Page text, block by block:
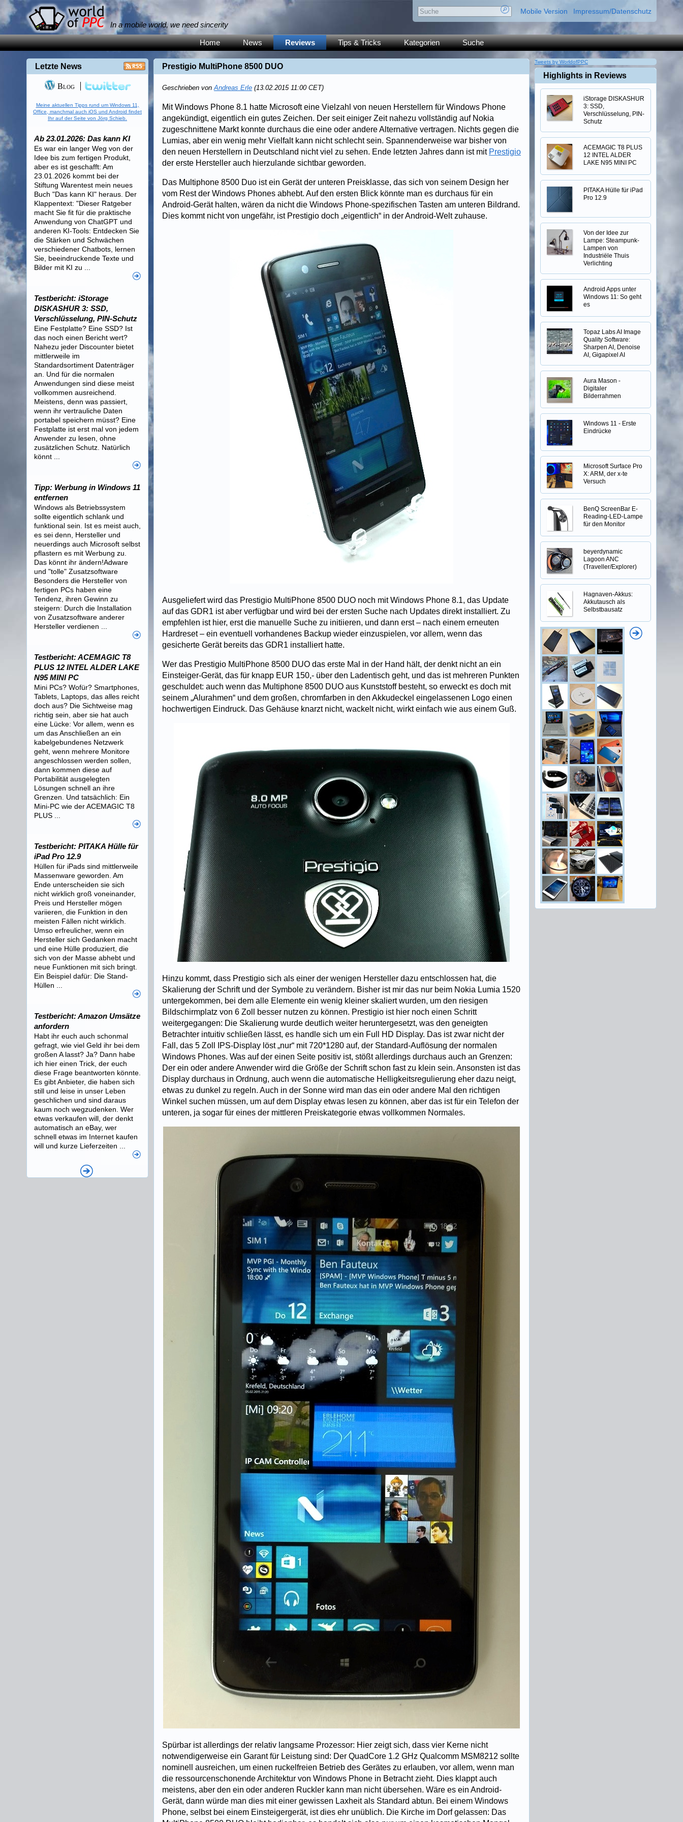
In a mobile world, we need sincerity
Mobile Version Impressum/Datenschutz
Home News Reviews Tips & Tricks Kategorien Suche
Prestigio MultiPhone 8500 DUO
Geschrieben vonAndreas Erle (13.02.2015 11:00 CET)
Mit Windows Phone 8.1 hatte Microsoft eine Vielzahl von neuen Herstellern für Windows Phone
angekündigt, eigentlich ein gutes Zeichen. Der seit einiger Zeit nahezu vollständig auf Nokia
zugeschnittene Markt konnte durchaus die eine oder andere Alternative vertragen. Nichts gegen die
Lumias, aber ein wenig mehr Vielfalt kann nicht schlecht sein. Spannenderweise war bisher von
den neuen Herstellern in Deutschland nicht viel zu sehen. Ende letzten Jahres dann ist mit Prestigio
der erste Hersteller auch hierzulande sichtbar geworden.
Das Multiphone 8500 Duo ist ein Gerät der unteren Preisklasse, das sich von seinem Design her
vom Rest der Windows Phones abhebt. Auf den ersten Blick könnte man es durchaus für ein
Android-Gerät halten, wären da nicht die Windows Phone-spezifischen Tasten am unteren Bildrand.
Dies kommt nicht von ungefähr, ist Prestigio doch „eigentlich“ in der Android-Welt zuhause.
Ausgeliefert wird das Prestigio MultiPhone 8500 DUO noch mit Windows Phone 8.1, das Update
auf das GDR1 ist aber verfügbar und wird bei der ersten Suche nach Updates direkt installiert. Zu
empfehlen ist hier, erst die manuelle Suche zu initiieren, und dann erst – nach einem erneuten
Hardreset – ein eventuell vorhandenes Backup wieder einzuspielen, vor allem, wenn das
gesicherte Gerät bereits das GDR1 installiert hatte.
Wer das Prestigio MultiPhone 8500 DUO das erste Mal in der Hand hält, der denkt nicht an ein
Einsteiger-Gerät, das für knapp EUR 150,- über den Ladentisch geht, und das ist mehreren Punkten
geschuldet: auch wenn das Multiphone 8500 DUO aus Kunststoff besteht, so erweckt es doch mit
seinem „Alurahmen“ und dem großen, chromfarben in den Akkudeckel eingelassenen Logo einen
hochwertigen Eindruck. Das Gehäuse knarzt nicht, wackelt nicht, wirkt einfach wie aus einem Guß.
Hinzu kommt, dass Prestigio sich als einer der wenigen Hersteller dazu entschlossen hat, die
Skalierung der Schrift und der Symbole zu verändern. Bisher ist mir das nur beim Nokia Lumia 1520
untergekommen, bei dem alle Elemente ein wenig kleiner skaliert wurden, um den riesigen
Bildschirmplatz von 6 Zoll besser nutzen zu können. Prestigio ist hier noch einen Schritt
weitergegangen: Die Skalierung wurde deutlich weiter heruntergesetzt, was den geneigten
Betrachter intuitiv schließen lässt, es handle sich um ein Full HD Display. Das ist zwar nicht der
Fall, das 5 Zoll IPS-Display löst „nur“ mit 720*1280 auf, der Standard-Auflösung der normalen
Windows Phones. Was auf der einen Seite positiv ist, stößt allerdings durchaus auch an Grenzen:
Der ein oder andere Anwender wird die Größe der Schrift schon fast zu klein sein. Ansonsten ist das
Display durchaus in Ordnung, auch wenn die automatische Helligkeitsregulierung eher dazu neigt,
etwas zu dunkel zu regeln. Auch in der Sonne wird man das ein oder andere Mal den richtigen
Winkel suchen müssen, um auf dem Display etwas lesen zu können, aber das ist für ein Telefon der
unteren, ja sogar für eines der mittleren Preiskategorie etwas vollkommen Normales.
Spürbar ist allerdings der relativ langsame Prozessor: Hier zeigt sich, dass vier Kerne nicht
notwendigerweise ein Garant für Leistung sind: Der QuadCore 1.2 GHz Qualcomm MSM8212 sollte
nominell ausreichen, um einen ruckelfreien Betrieb des Gerätes zu erlauben, vor allem, wenn man
die ressourcenschonende Architektur von Windows Phone in Betracht zieht. Dies klappt auch
meistens, aber den ein oder anderen Ruckler kann man nicht übersehen. Wäre es ein Android-
Gerät, dann würde man dies mit einer gewissen Laxheit als Standard abtun. Bei einem Windows
Phone, selbst bei einem Einsteigergerät, ist dies ehr unüblich. Die Kirche im Dorf gelassen: Das
Letzte News
Blog
Meine aktuellen Tipps rund um Windows 11,
Office, manchmal auch iOS und Android findet
Ihr auf der Seite von Jörg Schieb.
Ab 23.01.2026: Das kann KI
Es war ein langer Weg von der
Idee bis zum fertigen Produkt,
aber es ist geschafft: Am
23.01.2026 kommt bei der
Stiftung Warentest mein neues
Buch "Das kann KI" heraus. Der
Klappentext: "Dieser Ratgeber
macht Sie fit für die praktische
Anwendung von ChatGPT und
anderen KI-Tools: Entdecken Sie
die Stärken und Schwächen
verschiedener Chatbots, lernen
Sie, beeindruckende Texte und
Bilder mit KI zu ...
Testbericht: iStorage
DISKASHUR 3: SSD,
Verschlüsselung, PIN-Schutz
Eine Festplatte? Eine SSD? Ist
das noch einen Bericht wert?
Nahezu jeder Discounter bietet
mittlerweile im
Standardsortiment Datenträger
an. Und für die normalen
Anwendungen sind diese meist
vollkommen ausreichend.
Meistens, denn was passiert,
wenn ihr vertrauliche Daten
portabel speichern müsst? Eine
Festplatte ist erst mal von jedem
Anwender zu lesen, ohne
zusätzlichen Schutz. Natürlich
könnt ...
Tipp: Werbung in Windows 11
entfernen
Windows als Betriebssystem
sollte eigentlich schlank und
funktional sein. Ist es meist auch,
es sei denn, Hersteller und
neuerdings auch Microsoft selbst
pflastern es mit Werbung zu.
Das könnt ihr ändern!Adware
und "tolle" Zusatzsoftware
Besonders die Hersteller von
fertigen PCs haben eine
Tendenz, ihren Gewinn zu
steigern: Durch die Installation
von Zusatzsoftware anderer
Hersteller verdienen ...
Testbericht: ACEMAGIC T8
PLUS 12 INTEL ALDER LAKE
N95 MINI PC
Mini PCs? Wofür? Smartphones,
Tablets, Laptops, das alles reicht
doch aus? Die Sichtweise mag
richtig sein, aber sie hat auch
eine Lücke: Vor allem, wenn es
um das Anschließen an ein
kabelgebundenes Netzwerk
geht, wenn mehrere Monitore
angeschlossen werden sollen,
dann kommen diese auf
Portabilität ausgelegten
Lösungen schnell an ihre
Grenzen. Und tatsächlich: Ein
Mini-PC wie der ACEMAGIC T8
PLUS ...
Testbericht: PITAKA Hülle für
iPad Pro 12.9
Hüllen für iPads sind mittlerweile
Massenware geworden. Am
Ende unterscheiden sie sich
nicht wirklich groß voneinander,
Preis und Hersteller mögen
variieren, die Funktion in den
meisten Fällen nicht wirklich.
Umso erfreulicher, wenn ein
Hersteller sich Gedanken macht
und eine Hülle produziert, die
sich von der Masse abhebt und
neue Funktionen mit sich bringt.
Ein Beispiel dafür: Die Stand-
Hüllen ...
Testbericht: Amazon Umsätze
anfordern
Habt ihr euch auch schonmal
gefragt, wie viel Geld ihr bei dem
großen A lasst? Ja? Dann habe
ich hier einen Trick, der euch
diese Frage beantworten könnte.
Es gibt Anbieter, die haben sich
still und leise in unser Leben
geschlichen und sind daraus
kaum noch wegzudenken. Wer
etwas verkaufen will, der denkt
automatisch an eBay, wer
schnell etwas im Internet kaufen
will und kurze Lieferzeiten ...
Tweets by WorldofPPC
Highlights in Reviews
iStorage DISKASHUR
3: SSD,
Verschlüsselung, PIN-
Schutz
ACEMAGIC T8 PLUS
12 INTEL ALDER
LAKE N95 MINI PC
PITAKA Hülle für iPad
Pro 12.9
Von der Idee zur
Lampe: Steampunk-
Lampen von
Industriële Thuis
Verlichting
Android Apps unter
Windows 11: So geht
es
Topaz Labs AI Image
Quality Software:
Sharpen AI, Denoise
AI, Gigapixel AI
Aura Mason -
Digitaler
Bilderrahmen
Windows 11 - Erste
Eindrücke
Microsoft Surface Pro
X: ARM, der x-te
Versuch
BenQ ScreenBar E-
Reading-LED-Lampe
für den Monitor
beyerdynamic
Lagoon ANC
(Traveller/Explorer)
Hagnaven-Akkus:
Akkutausch als
Selbstbausatz